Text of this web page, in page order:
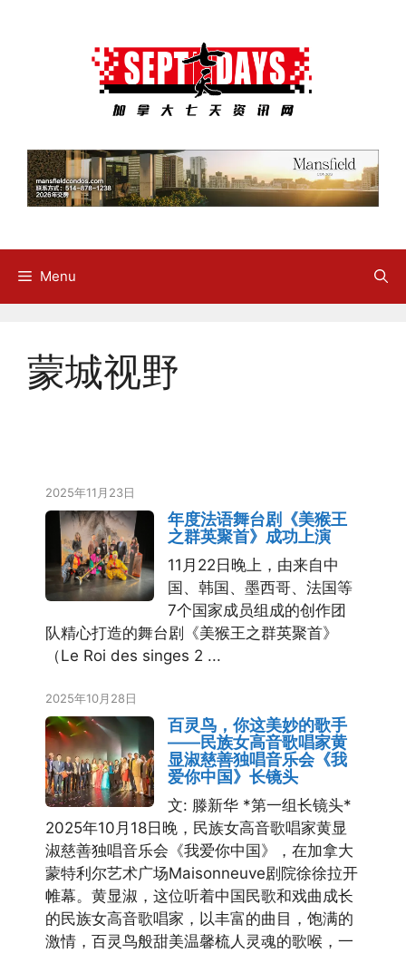
Menu
蒙城视野
2025年11月23日
年度法语舞台剧《美猴王
之群英聚首》成功上演
11月22日晚上，由来自中
国、韩国、墨西哥、法国等
7个国家成员组成的创作团
队精心打造的舞台剧《美猴王之群英聚首》
（Le Roi des singes 2 ...
2025年10月28日
百灵鸟，你这美妙的歌手
——民族女高音歌唱家黄
显淑慈善独唱音乐会《我
爱你中国》长镜头
文: 滕新华 *第一组长镜头*
2025年10月18日晚，民族女高音歌唱家黄显
淑慈善独唱音乐会《我爱你中国》，在加拿大
蒙特利尔艺术广场Maisonneuve剧院徐徐拉开
帷幕。黄显淑，这位听着中国民歌和戏曲成长
的民族女高音歌唱家，以丰富的曲目，饱满的
激情，百灵鸟般甜美温馨梳人灵魂的歌喉，一